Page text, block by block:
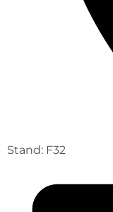
Stand: F32